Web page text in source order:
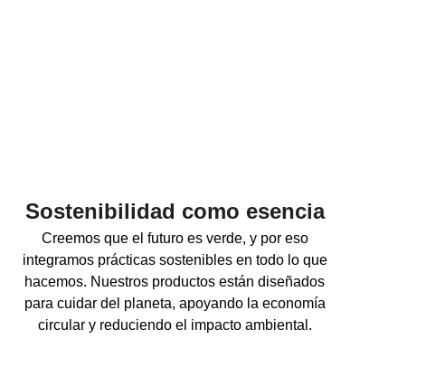
Sostenibilidad como esencia
Creemos que el futuro es verde, y por eso
integramos prácticas sostenibles en todo lo que
hacemos. Nuestros productos están diseñados
para cuidar del planeta, apoyando la economía
circular y reduciendo el impacto ambiental.